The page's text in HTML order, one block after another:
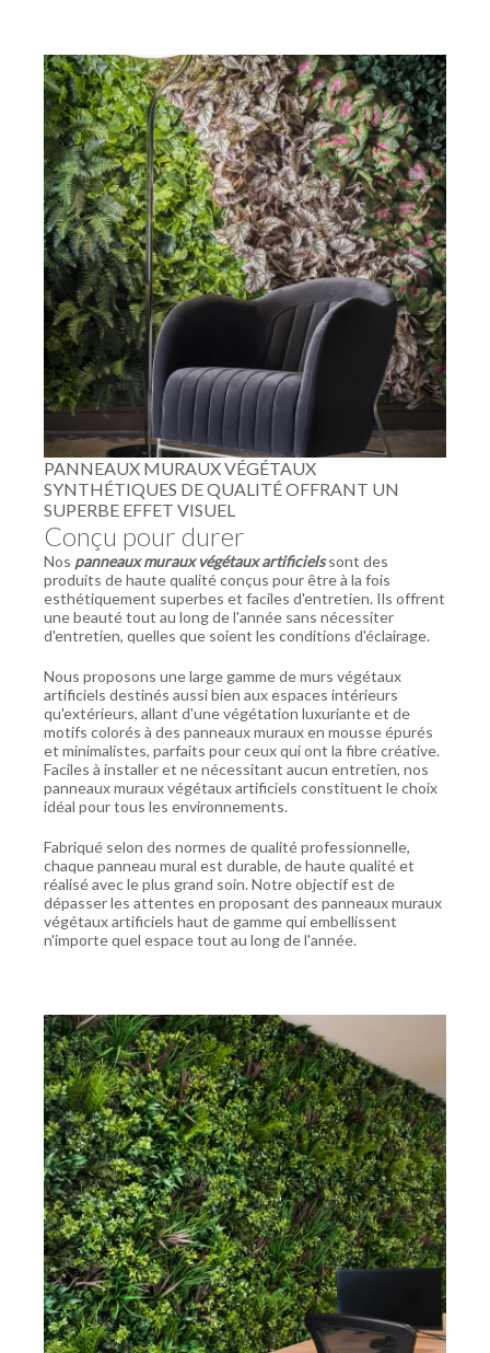
PANNEAUX MURAUX VÉGÉTAUX
SYNTHÉTIQUES DE QUALITÉ OFFRANT UN
SUPERBE EFFET VISUEL
Conçu pour durer
Nos panneaux muraux végétaux artificielssont des
produits de haute qualité conçus pour être à la fois
esthétiquement superbes et faciles d'entretien. Ils offrent
une beauté tout au long de l'année sans nécessiter
d'entretien, quelles que soient les conditions d'éclairage.
Nous proposons une large gamme de murs végétaux
artificiels destinés aussi bien aux espaces intérieurs
qu'extérieurs, allant d'une végétation luxuriante et de
motifs colorés à des panneaux muraux en mousse épurés
et minimalistes, parfaits pour ceux qui ont la fibre créative.
Faciles à installer et ne nécessitant aucun entretien, nos
panneaux muraux végétaux artificiels constituent le choix
idéal pour tous les environnements.
Fabriqué selon des normes de qualité professionnelle,
chaque panneau mural est durable, de haute qualité et
réalisé avec le plus grand soin. Notre objectif est de
dépasser les attentes en proposant des panneaux muraux
végétaux artificiels haut de gamme qui embellissent
n'importe quel espace tout au long de l'année.